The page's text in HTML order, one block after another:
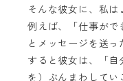
そんな彼女に、私は
例えば、「仕事がで
とメッセージを送っ
すると彼女は、「
を）ぶんまわしてい